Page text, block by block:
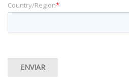
Country/Region*